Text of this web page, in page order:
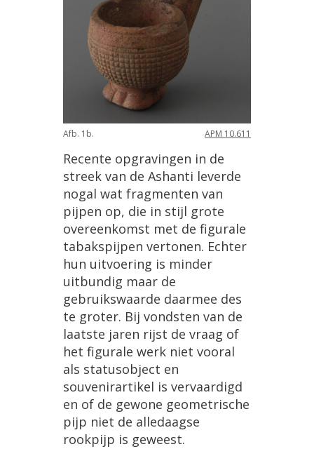
Afb. 1b. APM 10.611
Recente opgravingen in de
streek van de Ashanti leverde
nogal wat fragmenten van
pijpen op, die in stijl grote
overeenkomst met de figurale
tabakspijpen vertonen. Echter
hun uitvoering is minder
uitbundig maar de
gebruikswaarde daarmee des
te groter. Bij vondsten van de
laatste jaren rijst de vraag of
het figurale werk niet vooral
als statusobject en
souvenirartikel is vervaardigd
en of de gewone geometrische
pijp niet de alledaagse
rookpijp is geweest.